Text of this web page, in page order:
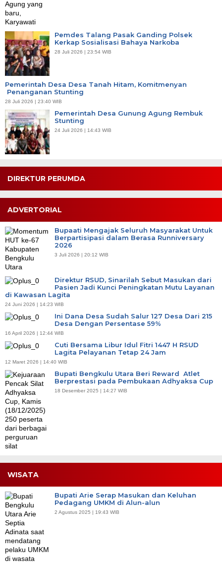
Pemdes Talang Pasak Ganding Polsek
Kerkap Sosialisasi Bahaya Narkoba
28 Juli 2026 | 23:54 WIB
Pemerintah Desa Desa Tanah Hitam, Komitmenyan
Penanganan Stunting
28 Juli 2026 | 23:40 WIB
Pemerintah Desa Gunung Agung Rembuk
Stunting
24 Juli 2026 | 14:43 WIB
DIREKTUR PERUMDA
ADVERTORIAL
Bupaati Mengajak Seluruh Masyarakat Untuk
Berpartisipasi dalam Berasa Runniversary
2026
3 Juli 2026 | 20:12 WIB
Direktur RSUD, Sinarilah Sebut Masukan dari
Pasien Jadi Kunci Peningkatan Mutu Layanan
di Kawasan Lagita
24 Juni 2026 | 14:23 WIB
Ini Dana Desa Sudah Salur 127 Desa Dari 215
Desa Dengan Persentase 59%
16 April 2026 | 12:44 WIB
Cuti Bersama Libur Idul Fitri 1447 H RSUD
Lagita Pelayanan Tetap 24 Jam
12 Maret 2026 | 14:40 WIB
Bupati Bengkulu Utara Beri Reward Atlet
Berprestasi pada Pembukaan Adhyaksa Cup
18 Desember 2025 | 14:27 WIB
WISATA
Bupati Arie Serap Masukan dan Keluhan
Pedagang UMKM di Alun-alun
2 Agustus 2025 | 19:43 WIB